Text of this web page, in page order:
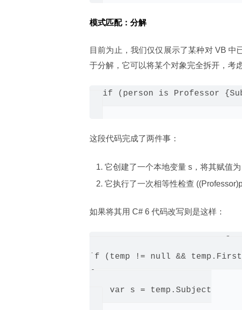
模式匹配：分解
目前为止，我们仅仅展示了某种对 VB
于分解，它可以将某个对象完全拆开，考
if (person is Professor
这段代码完成了两件事：
它创建了一个本地变量 s，将其赋值
它执行了一次相等性检查
如果将其用 C# 6 代码改写则是这样：
if (temp != null &&
    var s = temp.Subject